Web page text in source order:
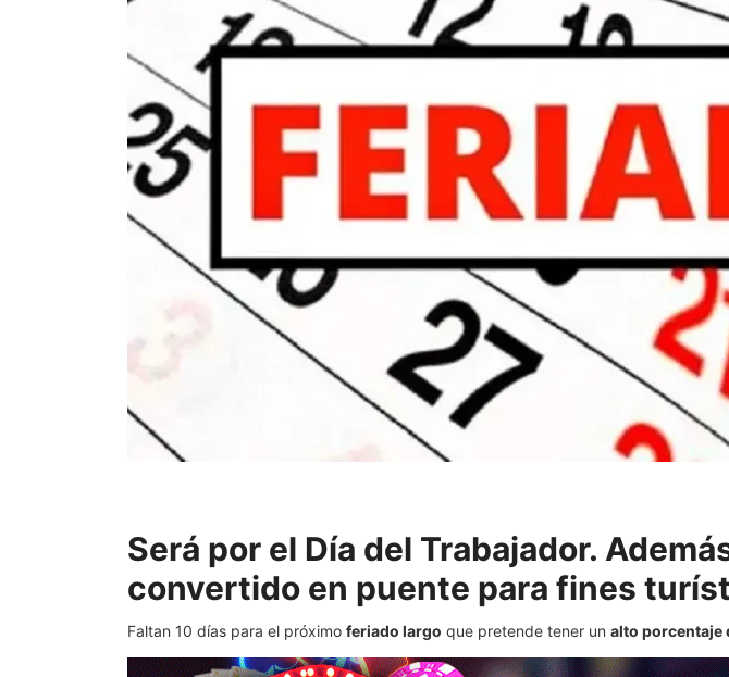
Será por el Día del Trabajador.
convertido en puente para fines
Faltan 10 días para el próximo feriado largo que pretende tener un alto porcentaje